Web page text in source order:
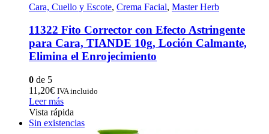
Cara, Cuello y Escote, Crema Facial, Master Herb
11322 Fito Corrector con Efecto Astringente
para Cara, TIANDE 10g, Loción Calmante,
Elimina el Enrojecimiento
0 de 5
11,20€ IVA incluido
Leer más
Vista rápida
Sin existencias